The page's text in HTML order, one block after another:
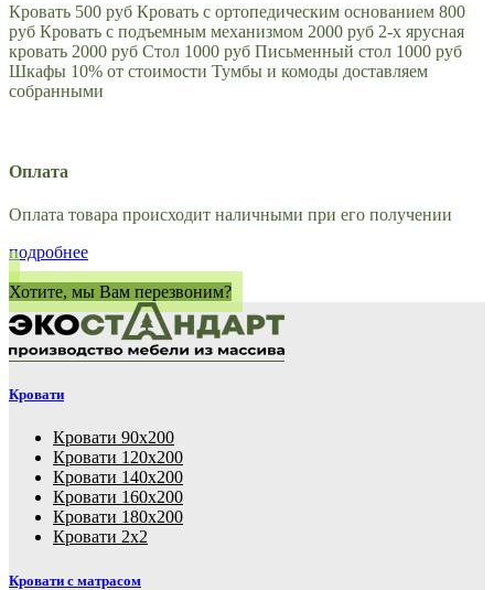
Кровать 500 руб Кровать с ортопедическим основанием 800
руб Кровать с подъемным механизмом 2000 руб 2-х ярусная
кровать 2000 руб Стол 1000 руб Письменный стол 1000 руб
Шкафы 10% от стоимости Тумбы и комоды доставляем
собранными
Оплата
Оплата товара происходит наличными при его получении
подробнее
Хотите, мы Вам перезвоним?
Кровати
Кровати 90х200
Кровати 120х200
Кровати 140х200
Кровати 160х200
Кровати 180х200
Кровати 2х2
Кровати с матрасом